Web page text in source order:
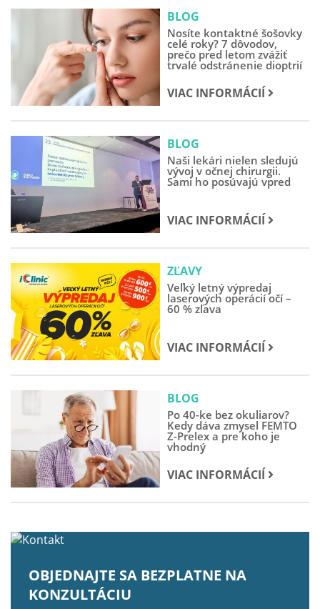
BLOG
Nosíte kontaktné šošovky
celé roky? 7 dôvodov,
prečo pred letom zvážiť
trvalé odstránenie dioptrií
VIAC INFORMÁCIÍ
BLOG
Naši lekári nielen sledujú
vývoj v očnej chirurgii.
Sami ho posúvajú vpred
VIAC INFORMÁCIÍ
ZĽAVY
Veľký letný výpredaj
laserových operácií očí –
60 % zľava
VIAC INFORMÁCIÍ
BLOG
Po 40-ke bez okuliarov?
Kedy dáva zmysel FEMTO
Z-Prelex a pre koho je
vhodný
VIAC INFORMÁCIÍ
OBJEDNAJTE SA BEZPLATNE NA
KONZULTÁCIU